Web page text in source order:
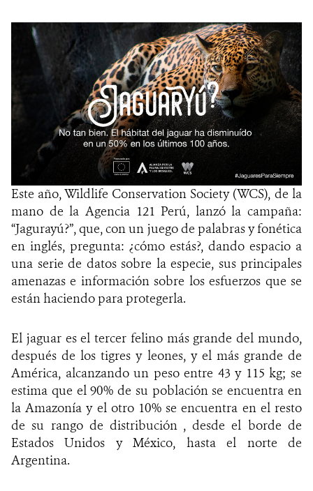
DONA
Este año, Wildlife Conservation Society (WCS), de la
mano de la Agencia 121 Perú, lanzó la campaña:
“Jagurayú?”, que, con un juego de palabras y fonética
en inglés, pregunta: ¿cómo estás?, dando espacio a
una serie de datos sobre la especie, sus principales
amenazas e información sobre los esfuerzos que se
están haciendo para protegerla.
El jaguar es el tercer felino más grande del mundo,
después de los tigres y leones, y el más grande de
América, alcanzando un peso entre 43 y 115 kg; se
estima que el 90% de su población se encuentra en
la Amazonía y el otro 10% se encuentra en el resto
de su rango de distribución , desde el borde de
Estados Unidos y México, hasta el norte de
Argentina.